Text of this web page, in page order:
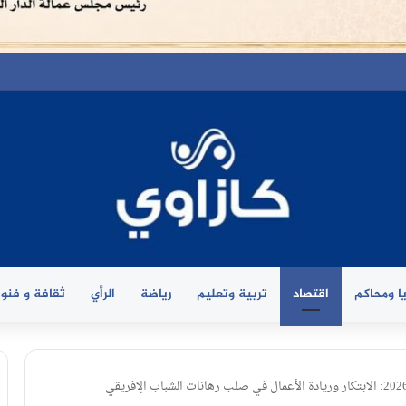
ومحاكم اقتصاد تربية وتعليم رياضة الرأي ثقافة و